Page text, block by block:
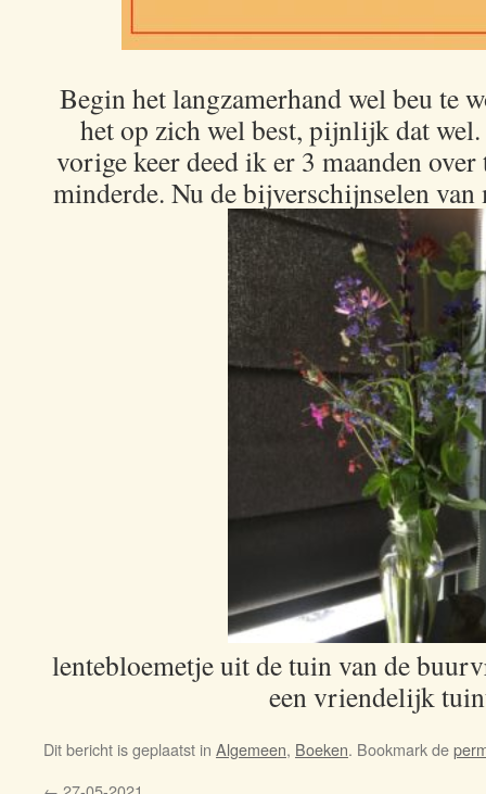
Begin het langzamerhand wel beu te
het op zich wel best, pijnlijk dat wel.
vorige keer deed ik er 3 maanden
minderde. Nu de bijverschijnselen van
lentebloemetje uit de tuin van de
een vriendelijk
Dit bericht is geplaatst in Algemeen, Boeken. Bookmark de